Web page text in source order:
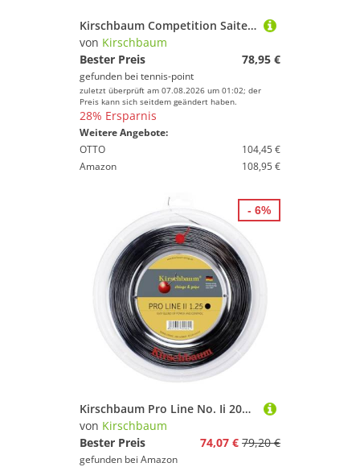
Kirschbaum Competition Saitenrolle 200m - Gelb
von Kirschbaum
Bester Preis
78,95 €
gefunden bei tennis-point
zuletzt überprüft am 07.08.2026 um 01:02; der
Preis kann sich seitdem geändert haben.
28% Ersparnis
Weitere Angebote:
OTTO
104,45 €
Amazon
108,95 €
Kirschbaum Pro Line No. Ii 200M Schwarz Tennis Saitenrolle 200m Monofil Schwarz 1,30
von Kirschbaum
Bester Preis
74,07 € 79,20 €
gefunden bei Amazon
- 6%